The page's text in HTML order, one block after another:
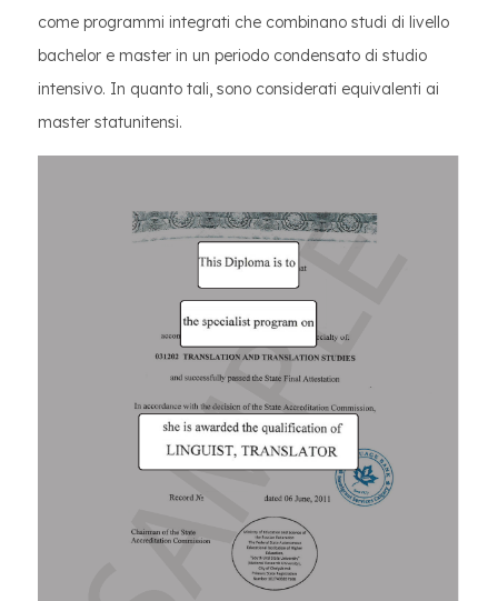
come programmi integrati che combinano studi di livello
bachelor e master in un periodo condensato di studio
intensivo. In quanto tali, sono considerati equivalenti ai
master statunitensi.